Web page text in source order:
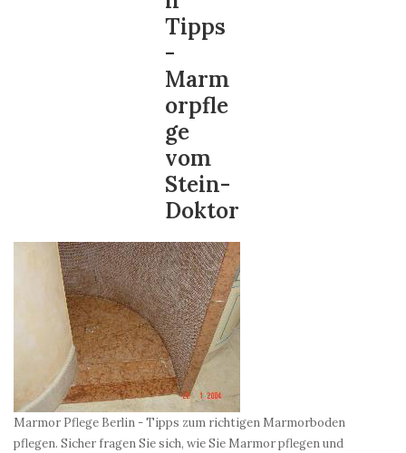
Tipps
-
Marm
orpfle
ge
vom
Stein-
Doktor
Marmor Pflege Berlin - Tipps zum richtigen Marmorboden
pflegen. Sicher fragen Sie sich, wie Sie Marmor pflegen und